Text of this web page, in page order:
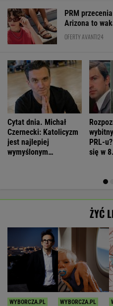
PRM
Arizona to
OFERTY AVANTI24
Cytat dnia. Michał
Czernecki: Katolicyzm
jest najlepiej
wymyślonym
PRL-
się w
ŻYĆ